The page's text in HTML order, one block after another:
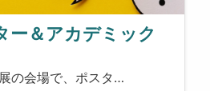
ー＆アカデミック
の会場で、ポスタ…